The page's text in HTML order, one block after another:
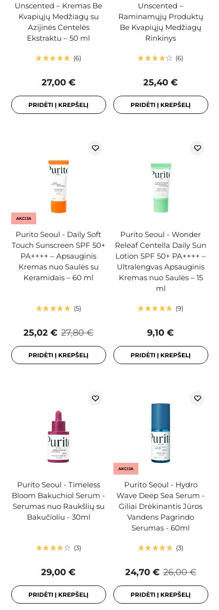
Unscented – Kremas Be
Kvapiųjų Medžiagų su
Azijinės Centelės
Ekstraktu – 50 ml
6
27,00 €
PRIDĖTI Į KREPŠELĮ
Unscented –
Raminamųjų Produktų
Be Kvapiųjų Medžiagų
Rinkinys
6
25,40 €
PRIDĖTI Į KREPŠELĮ
AKCIJA
Purito Seoul - Daily Soft
Touch Sunscreen SPF 50+
PA++++ – Apsauginis
Kremas nuo Saulės su
Keramidais – 60 ml
5
27,80 €
25,02 €
PRIDĖTI Į KREPŠELĮ
Purito Seoul - Wonder
Releaf Centella Daily Sun
Lotion SPF 50+ PA++++ –
Ultralengvas Apsauginis
Kremas nuo Saulės – 15
ml
9
9,10 €
PRIDĖTI Į KREPŠELĮ
Purito Seoul - Timeless
Bloom Bakuchiol Serum -
Serumas nuo Raukšlių su
Bakučioliu - 30ml
3
29,00 €
PRIDĖTI Į KREPŠELĮ
AKCIJA
Purito Seoul - Hydro
Wave Deep Sea Serum -
Giliai Drėkinantis Jūros
Vandens Pagrindo
Serumas - 60ml
3
26,00 €
24,70 €
PRIDĖTI Į KREPŠELĮ